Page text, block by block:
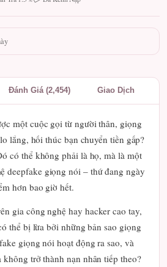
Đánh Giá (2,454) Giao Dịch
một cuộc gọi từ người thân, giọng
lắng, hối thúc bạn chuyển tiền gấp?
có thể không phải là họ, mà là một
deepfake giọng nói – thứ đang ngày
hơn bao giờ hết.
gia công nghệ hay hacker cao tay,
thể bị lừa bởi những bản sao giọng
giọng nói hoạt động ra sao, và
không trở thành nạn nhân tiếp theo?